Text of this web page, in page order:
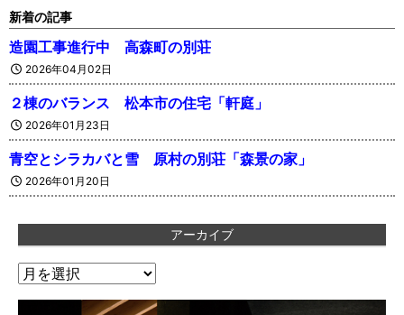
新着の記事
造園工事進行中 高森町の別荘
2026年04月02日
２棟のバランス 松本市の住宅「軒庭」
2026年01月23日
青空とシラカバと雪 原村の別荘「森景の家」
2026年01月20日
アーカイブ
ア